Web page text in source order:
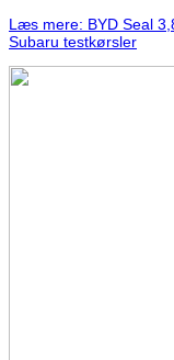
Læs mere: BYD Seal
Subaru testkørsler